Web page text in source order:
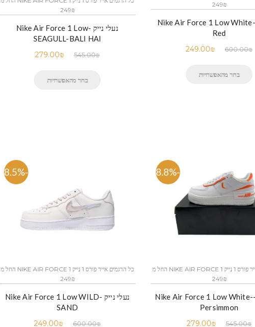
249₪
נעלי נייק -Nike Air Force 1 Low
SEAGULL-BALI HAI
545.00₪
279.00₪
בחר מהאפשרויות
249₪
נעלי נייק-Nike Air Force 1 Low White
Red
600.00₪
249.00₪
בחר מהאפשרויות
-58.5%
כל הדגמים אייר פורס 1 נייק NIKE AIR FORCE 1 החל מ
249₪
נעלי נייק -Nike Air Force 1 Low WILD
SAND
600.00₪
249.00₪
-48.8%
כל הדגמים אייר פורס 1 נייק NIKE AIR FORCE 1 החל מ
249₪
נעלי נייק -Nike Air Force 1 Low White-
Persimmon
545.00₪
279.00₪